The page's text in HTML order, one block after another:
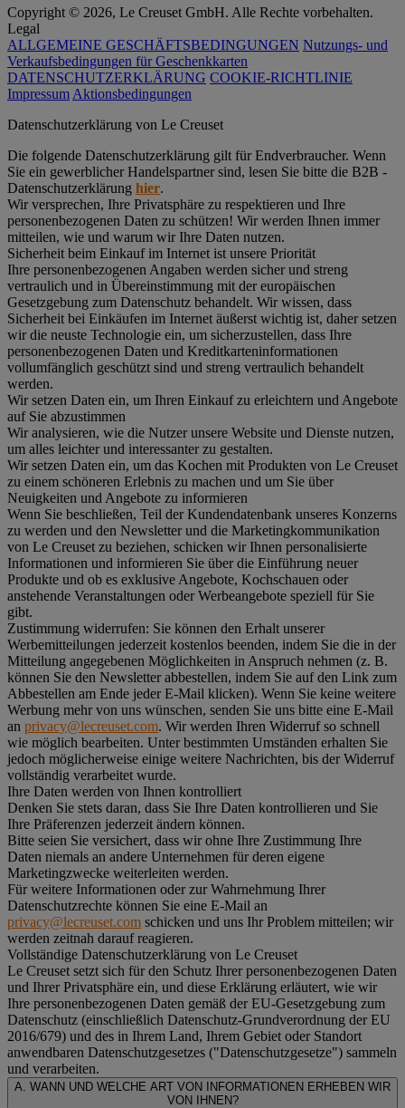
Copyright © 2026, Le Creuset GmbH. Alle Rechte vorbehalten.
Legal
ALLGEMEINE GESCHÄFTSBEDINGUNGEN Nutzungs- und
Verkaufsbedingungen für Geschenkkarten
DATENSCHUTZERKLÄRUNG COOKIE-RICHTLINIE
Impressum Aktionsbedingungen
Datenschutz­erklärung von Le Creuset
Die folgende Datenschutzerklärung gilt für Endverbraucher. Wenn
Sie ein gewerblicher Handelspartner sind, lesen Sie bitte die B2B -
Datenschutzerklärung hier.
Wir versprechen, Ihre Privatsphäre zu respektieren und Ihre
personenbezogenen Daten zu schützen! Wir werden Ihnen immer
mitteilen, wie und warum wir Ihre Daten nutzen.
Sicherheit beim Einkauf im Internet ist unsere Priorität
Ihre personenbezogenen Angaben werden sicher und streng
vertraulich und in Übereinstimmung mit der europäischen
Gesetzgebung zum Datenschutz behandelt. Wir wissen, dass
Sicherheit bei Einkäufen im Internet äußerst wichtig ist, daher setzen
wir die neuste Technologie ein, um sicherzustellen, dass Ihre
personenbezogenen Daten und Kreditkarteninformationen
vollumfänglich geschützt sind und streng vertraulich behandelt
werden.
Wir setzen Daten ein, um Ihren Einkauf zu erleichtern und Angebote
auf Sie abzustimmen
Wir analysieren, wie die Nutzer unsere Website und Dienste nutzen,
um alles leichter und interessanter zu gestalten.
Wir setzen Daten ein, um das Kochen mit Produkten von Le Creuset
zu einem schöneren Erlebnis zu machen und um Sie über
Neuigkeiten und Angebote zu informieren
Wenn Sie beschließen, Teil der Kundendatenbank unseres Konzerns
zu werden und den Newsletter und die Marketingkommunikation
von Le Creuset zu beziehen, schicken wir Ihnen personalisierte
Informationen und informieren Sie über die Einführung neuer
Produkte und ob es exklusive Angebote, Kochschauen oder
anstehende Veranstaltungen oder Werbeangebote speziell für Sie
gibt.
Zustimmung widerrufen: Sie können den Erhalt unserer
Werbemitteilungen jederzeit kostenlos beenden, indem Sie die in der
Mitteilung angegebenen Möglichkeiten in Anspruch nehmen (z. B.
können Sie den Newsletter abbestellen, indem Sie auf den Link zum
Abbestellen am Ende jeder E-Mail klicken). Wenn Sie keine weitere
Werbung mehr von uns wünschen, senden Sie uns bitte eine E-Mail
an privacy@lecreuset.com. Wir werden Ihren Widerruf so schnell
wie möglich bearbeiten. Unter bestimmten Umständen erhalten Sie
jedoch möglicherweise einige weitere Nachrichten, bis der Widerruf
vollständig verarbeitet wurde.
Ihre Daten werden von Ihnen kontrolliert
Denken Sie stets daran, dass Sie Ihre Daten kontrollieren und Sie
Ihre Präferenzen jederzeit ändern können.
Bitte seien Sie versichert, dass wir ohne Ihre Zustimmung Ihre
Daten niemals an andere Unternehmen für deren eigene
Marketingzwecke weiterleiten werden.
Für weitere Informationen oder zur Wahrnehmung Ihrer
Datenschutzrechte können Sie eine E-Mail an
privacy@lecreuset.com schicken und uns Ihr Problem mitteilen; wir
werden zeitnah darauf reagieren.
Vollständige Datenschutzerklärung von Le Creuset
Le Creuset setzt sich für den Schutz Ihrer personenbezogenen Daten
und Ihrer Privatsphäre ein, und diese Erklärung erläutert, wie wir
Ihre personenbezogenen Daten gemäß der EU-Gesetzgebung zum
Datenschutz (einschließlich Datenschutz-Grundverordnung der EU
2016/679) und des in Ihrem Land, Ihrem Gebiet oder Standort
anwendbaren Datenschutzgesetzes ("Datenschutzgesetze") sammeln
und verarbeiten.
A. WANN UND WELCHE ART VON INFORMATIONEN ERHEBEN WIR
VON IHNEN?